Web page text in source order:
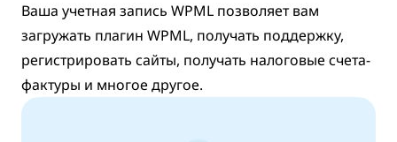
Ваша учетная запись WPML позволяет вам
загружать плагин WPML, получать поддержку,
регистрировать сайты, получать налоговые счета-
фактуры и многое другое.